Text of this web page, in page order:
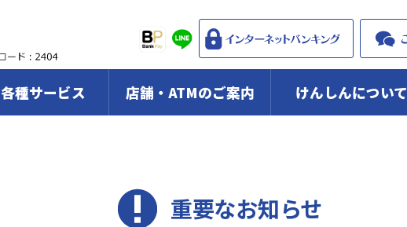
各種サービス 店舗・ATMのご案内 けんしんについて
重要なお知らせ